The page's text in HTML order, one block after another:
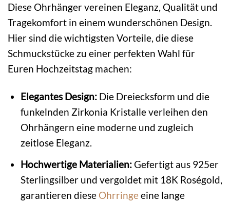
Diese Ohrhänger vereinen Eleganz, Qualität und
Tragekomfort in einem wunderschönen Design.
Hier sind die wichtigsten Vorteile, die diese
Schmuckstücke zu einer perfekten Wahl für
Euren Hochzeitstag machen:
Elegantes Design:Die Dreiecksform und die
funkelnden Zirkonia Kristalle verleihen den
Ohrhängern eine moderne und zugleich
zeitlose Eleganz.
Hochwertige Materialien:Gefertigt aus 925er
Sterlingsilber und vergoldet mit 18K Roségold,
garantieren diese Ohrringeeine lange